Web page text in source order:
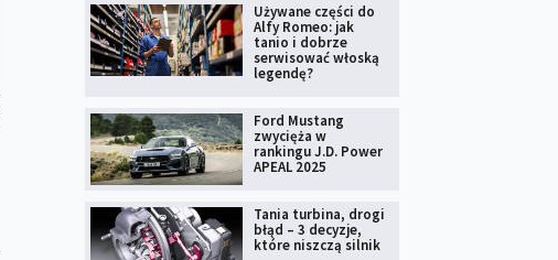
Używane części do
Alfy Romeo: jak
tanio i dobrze
serwisować włoską
legendę?
Ford Mustang
zwycięża w
rankingu J.D. Power
APEAL 2025
Tania turbina, drogi
błąd – 3 decyzje,
które niszczą silnik